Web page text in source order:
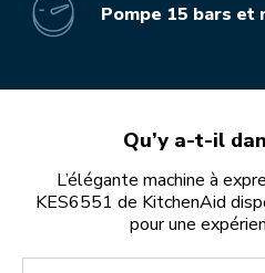
Pompe 15 bars et
Qu’y a-t-il
L’élégante machine à
KES6551 de KitchenAid
pour une